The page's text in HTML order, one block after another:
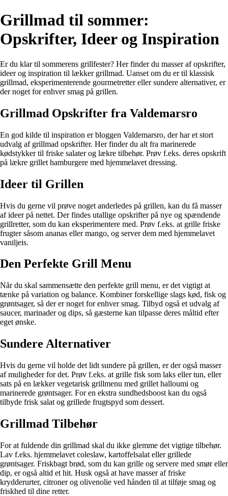
Grillmad til sommer:
Opskrifter, Ideer og Inspiration
Er du klar til sommerens grillfester? Her finder du masser af opskrifter,
ideer og inspiration til lækker grillmad. Uanset om du er til klassisk
grillmad, eksperimenterende gourmetretter eller sundere alternativer, er
der noget for enhver smag på grillen.
Grillmad Opskrifter fra Valdemarsro
En god kilde til inspiration er bloggen Valdemarsro, der har et stort
udvalg af grillmad opskrifter. Her finder du alt fra marinerede
kødstykker til friske salater og lækre tilbehør. Prøv f.eks. deres opskrift
på lækre grillet hamburgere med hjemmelavet dressing.
Ideer til Grillen
Hvis du gerne vil prøve noget anderledes på grillen, kan du få masser
af ideer på nettet. Der findes utallige opskrifter på nye og spændende
grillretter, som du kan eksperimentere med. Prøv f.eks. at grille friske
frugter såsom ananas eller mango, og server dem med hjemmelavet
vaniljeis.
Den Perfekte Grill Menu
Når du skal sammensætte den perfekte grill menu, er det vigtigt at
tænke på variation og balance. Kombiner forskellige slags kød, fisk og
grøntsager, så der er noget for enhver smag. Tilbyd også et udvalg af
saucer, marinader og dips, så gæsterne kan tilpasse deres måltid efter
eget ønske.
Sundere Alternativer
Hvis du gerne vil holde det lidt sundere på grillen, er der også masser
af muligheder for det. Prøv f.eks. at grille fisk som laks eller tun, eller
sats på en lækker vegetarisk grillmenu med grillet halloumi og
marinerede grøntsager. For en ekstra sundhedsboost kan du også
tilbyde frisk salat og grillede frugtspyd som dessert.
Grillmad Tilbehør
For at fuldende din grillmad skal du ikke glemme det vigtige tilbehør.
Lav f.eks. hjemmelavet coleslaw, kartoffelsalat eller grillede
grøntsager. Friskbagt brød, som du kan grille og servere med smør eller
dip, er også altid et hit. Husk også at have masser af friske
krydderurter, citroner og olivenolie ved hånden til at tilføje smag og
friskhed til dine retter.